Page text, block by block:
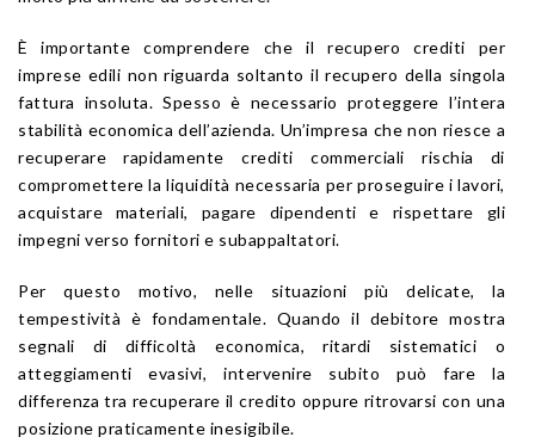
È importante comprendere che il recupero crediti per
imprese edili non riguarda soltanto il recupero della singola
fattura insoluta. Spesso è necessario proteggere l’intera
stabilità economica dell’azienda. Un’impresa che non riesce a
recuperare rapidamente crediti commerciali rischia di
compromettere la liquidità necessaria per proseguire i lavori,
acquistare materiali, pagare dipendenti e rispettare gli
impegni verso fornitori e subappaltatori.
Per questo motivo, nelle situazioni più delicate, la
tempestività è fondamentale. Quando il debitore mostra
segnali di difficoltà economica, ritardi sistematici o
atteggiamenti evasivi, intervenire subito può fare la
differenza tra recuperare il credito oppure ritrovarsi con una
posizione praticamente inesigibile.